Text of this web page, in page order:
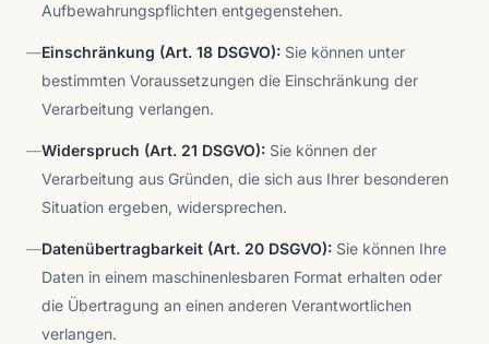
Aufbewahrungspflichten entgegenstehen.
—Einschränkung (Art. 18 DSGVO): Sie können unter
bestimmten Voraussetzungen die Einschränkung der
Verarbeitung verlangen.
—Widerspruch (Art. 21 DSGVO): Sie können der
Verarbeitung aus Gründen, die sich aus Ihrer besonderen
Situation ergeben, widersprechen.
—Datenübertragbarkeit (Art. 20 DSGVO): Sie können Ihre
Daten in einem maschinenlesbaren Format erhalten oder
die Übertragung an einen anderen Verantwortlichen
verlangen.